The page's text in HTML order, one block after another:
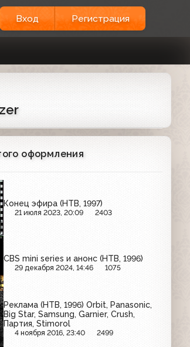
Вход Регистрация
оформления
Конец эфира (НТВ, 1997)
21 июля 2023, 20:09 2403
CBS mini series и анонс (НТВ, 1996)
29 декабря 2024, 14:46 1075
Реклама (НТВ, 1996) Orbit, Panasonic,
Big Star, Samsung, Garnier, Crush,
Партия, Stimorol
4 ноября 2016, 23:40 2499